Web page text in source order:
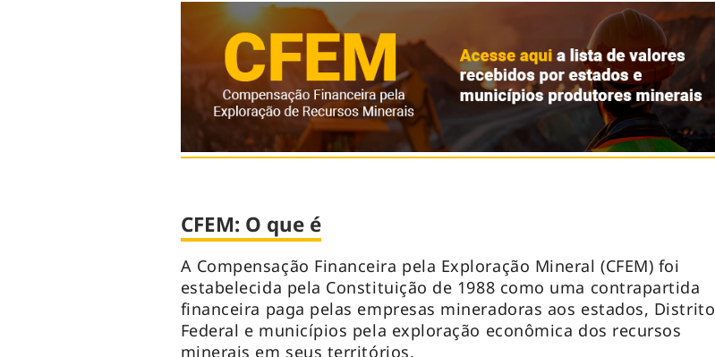
CFEM: O que é
A Compensação Financeira pela Exploração Mineral (CFEM) foi
estabelecida pela Constituição de 1988 como uma contrapartida
financeira paga pelas empresas mineradoras aos estados, Distrito
Federal e municípios pela exploração econômica dos recursos
minerais em seus territórios.